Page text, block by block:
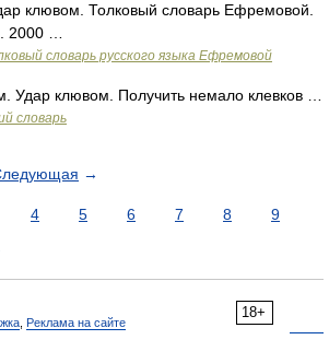
клювом. Толковый словарь Ефремовой.
2000 …
словарь русского языка Ефремовой
Удар клювом. Получить немало клевков …
словарь
→
4 5 6 7 8
9
18+
Реклама на сайте